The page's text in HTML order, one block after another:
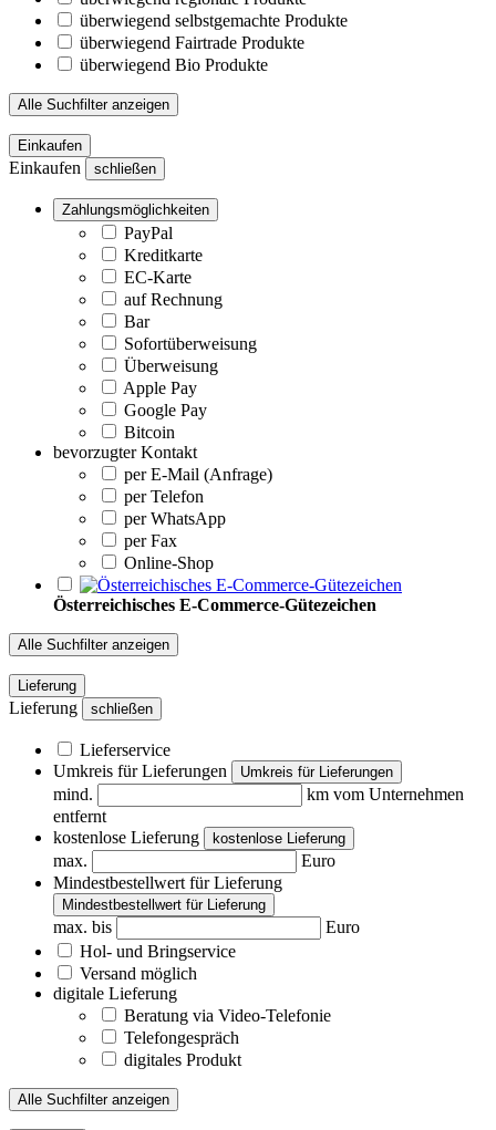
überwiegend selbstgemachte Produkte
überwiegend Fairtrade Produkte
überwiegend Bio Produkte
Alle Suchfilter anzeigen
Einkaufen
Einkaufen schließen
Zahlungsmöglichkeiten
PayPal
Kreditkarte
EC-Karte
auf Rechnung
Bar
Sofortüberweisung
Überweisung
Apple Pay
Google Pay
Bitcoin
bevorzugter Kontakt
per E-Mail (Anfrage)
per Telefon
per WhatsApp
per Fax
Online-Shop
Österreichisches E-Commerce-Gütezeichen
Alle Suchfilter anzeigen
Lieferung
Lieferung schließen
Lieferservice
Umkreis für Lieferungen
Umkreis für Lieferungen
mind.
km vom Unternehmen
entfernt
kostenlose Lieferung
kostenlose Lieferung
max.
Euro
Mindestbestellwert für Lieferung
Mindestbestellwert für Lieferung
max. bis
Euro
Hol- und Bringservice
Versand möglich
digitale Lieferung
Beratung via Video-Telefonie
Telefongespräch
digitales Produkt
Alle Suchfilter anzeigen